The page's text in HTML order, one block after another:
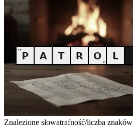
Znalezione słowatrafność/liczba znaków